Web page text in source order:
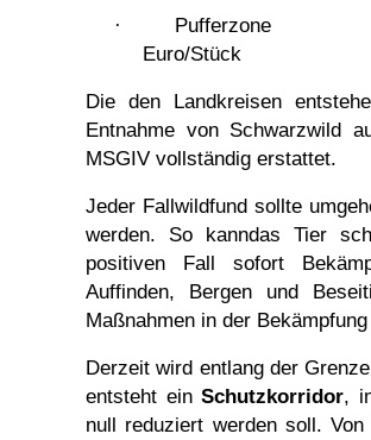
·
Euro/Stück
Die den Landkreisen
Entnahme von Schwarzwild
MSGIV vollständig erstattet.
Jeder Fallwildfund sollte
werden. So kanndas Tier
positiven Fall sofort
Auffinden, Bergen und
Maßnahmen in der
Derzeit wird entlang der
entsteht einSchutzkorridor,
null reduziert werden soll.